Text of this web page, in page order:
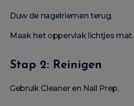
Duw de nagelriemen terug.
Maak het oppervlak lichtjes mat.
Stap 2: Reinigen
Gebruik Cleaner en Nail Prep.